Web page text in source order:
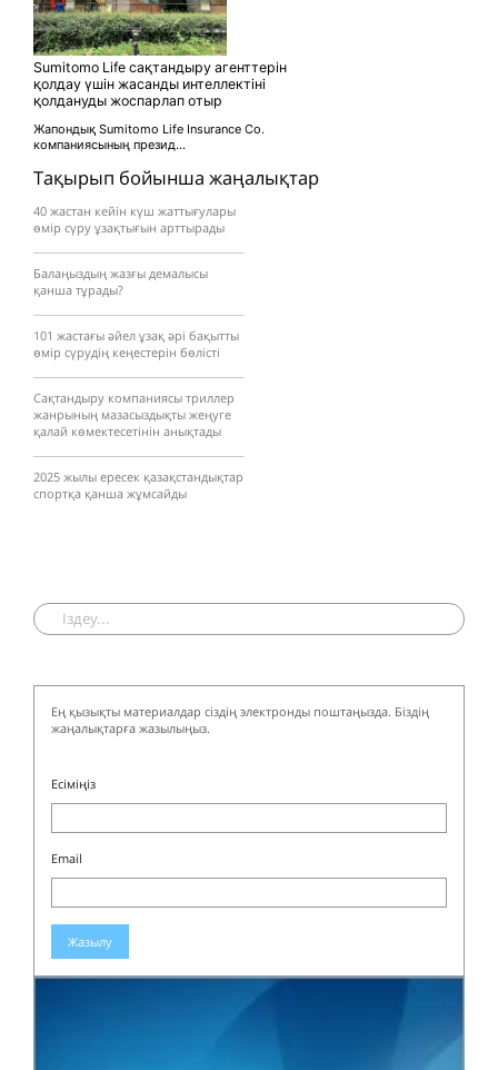
Тақырып бойынша жаңалықтар
40 жастан кейін күш жаттығулары
өмір сүру ұзақтығын арттырады
Балаңыздың жазғы демалысы
қанша тұрады?
101 жастағы әйел ұзақ әрі бақытты
өмір сүрудің кеңестерін бөлісті
Сақтандыру компаниясы триллер
жанрының мазасыздықты жеңуге
қалай көмектесетінін анықтады
2025 жылы ересек қазақстандықтар
спортқа қанша жұмсайды
Sumitomo Life сақтандыру агенттерін
қолдау үшін жасанды интеллектіні
қолдануды жоспарлап отыр
Жапондық Sumitomo Life Insurance Co.
компаниясының презид...
Ең қызықты материалдар сіздің электронды поштаңызда. Біздің
жаңалықтарға жазылыңыз.
Есіміңіз
Email
Жазылу